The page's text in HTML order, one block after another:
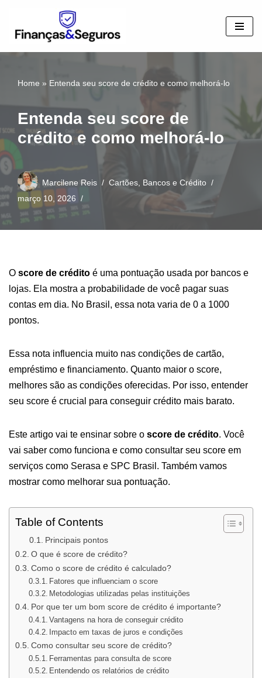
Pular
conteúdo
Home » Entenda seu score de crédito e como melhorá-lo
Entenda seu score de
crédito e como melhorá-lo
Marcilene Reis
Cartões, Bancos e Crédito
março 10, 2026
O score de crédito é uma pontuação usada por bancos e
lojas. Ela mostra a probabilidade de você pagar suas
contas em dia. No Brasil, essa nota varia de 0 a 1000
pontos.
Essa nota influencia muito nas condições de cartão,
empréstimo e financiamento. Quanto maior o score,
melhores são as condições oferecidas. Por isso, entender
seu score é crucial para conseguir crédito mais barato.
Este artigo vai te ensinar sobre o score de crédito. Você
vai saber como funciona e como consultar seu score em
serviços como Serasa e SPC Brasil. Também vamos
mostrar como melhorar sua pontuação.
Table of Contents
Principais pontos
O que é score de crédito?
Como o score de crédito é calculado?
Fatores que influenciam o score
Metodologias utilizadas pelas instituições
Por que ter um bom score de crédito é importante?
Vantagens na hora de conseguir crédito
Impacto em taxas de juros e condições
Como consultar seu score de crédito?
Ferramentas para consulta de score
Entendendo os relatórios de crédito